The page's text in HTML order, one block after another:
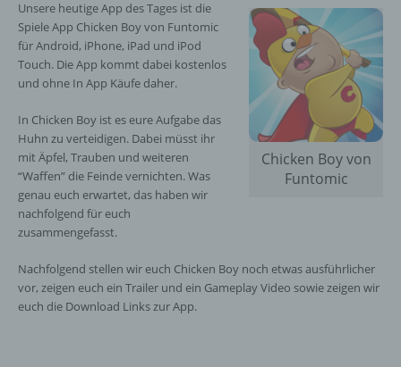
Chicken Boy von
Funtomic
Unsere heutige App des Tages ist die
Spiele App Chicken Boy von Funtomic
für Android, iPhone, iPad und iPod
Touch. Die App kommt dabei kostenlos
und ohne In App Käufe daher.
In Chicken Boy ist es eure Aufgabe das
Huhn zu verteidigen. Dabei müsst ihr
mit Äpfel, Trauben und weiteren
“Waffen” die Feinde vernichten. Was
genau euch erwartet, das haben wir
nachfolgend für euch
zusammengefasst.
Nachfolgend stellen wir euch Chicken Boy noch etwas ausführlicher
vor, zeigen euch ein Trailer und ein Gameplay Video sowie zeigen wir
euch die Download Links zur App.